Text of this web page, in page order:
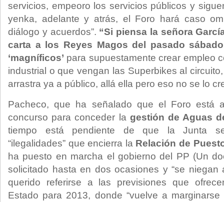
servicios, empeoro los servicios públicos y
yenka, adelante y atrás, el Foro hará caso
diálogo y acuerdos”. “Si piensa la señora
carta a los Reyes Magos del pasado
‘magníficos’ para supuestamente crear empleo
industrial o que vengan las Superbikes al
arrastra ya a público, allá ella pero eso no se lo
Pacheco, que ha señalado que el Foro está
concurso para conceder la gestión de Aguas
tiempo está pendiente de que la Junta
“ilegalidades” que encierra la Relación de
ha puesto en marcha el gobierno del PP (Un
solicitado hasta en dos ocasiones y “se niegan
querido referirse a las previsiones que
Estado para 2013, donde “vuelve a marginarse